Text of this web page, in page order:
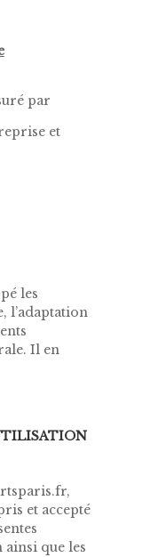
par
et
les
l’adaptation
Il en
et accepté
que les